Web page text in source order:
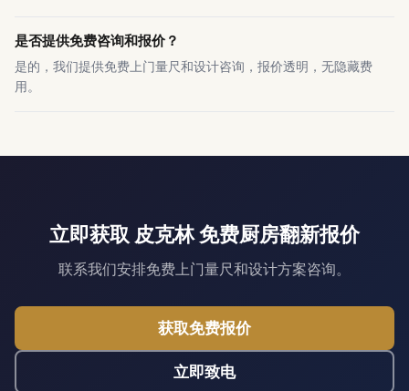
是否提供免费咨询和报价？
是的，我们提供免费上门量尺和设计咨询，报价透明，无隐藏费
用。
立即获取 皮克林 免费厨房翻新报价
联系我们安排免费上门量尺和设计方案咨询。
获取免费报价
立即致电